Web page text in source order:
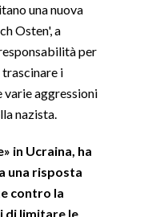
una nuova
Osten', a
per
trascinare i
varie aggressioni
nazista.
in Ucraina, ha
una risposta
contro la
di limitare le